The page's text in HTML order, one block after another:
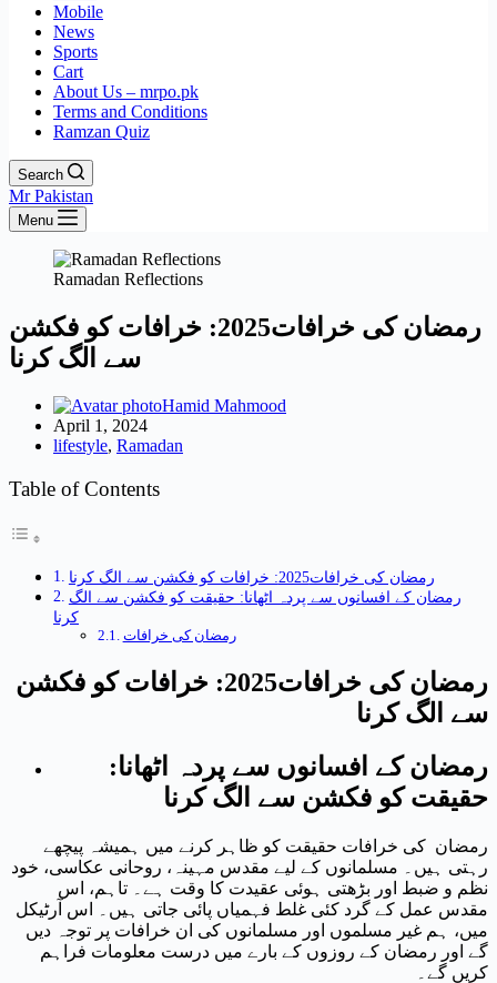
Mobile
News
Sports
Cart
About Us – mrpo.pk
Terms and Conditions
Ramzan Quiz
Search
Mr Pakistan
Menu
Ramadan Reflections
رمضان کی خرافات2025: خرافات کو فکشن
سے الگ کرنا
Hamid Mahmood
April 1, 2024
lifestyle, Ramadan
Table of Contents
رمضان کی خرافات2025: خرافات کو فکشن سے الگ کرنا
رمضان کے افسانوں سے پردہ اٹھانا: حقیقت کو فکشن سے الگ
کرنا
رمضان کی خرافات
رمضان کی خرافات2025: خرافات کو فکشن
سے الگ کرنا
رمضان کے افسانوں سے پردہ اٹھانا:
حقیقت کو فکشن سے الگ کرنا
رمضان کی خرافات حقیقت کو ظاہر کرنے میں ہمیشہ پیچھے
رہتی ہیں۔ مسلمانوں کے لیے مقدس مہینہ، روحانی عکاسی، خود
نظم و ضبط اور بڑھتی ہوئی عقیدت کا وقت ہے۔ تاہم، اس
مقدس عمل کے گرد کئی غلط فہمیاں پائی جاتی ہیں۔ اس آرٹیکل
میں، ہم غیر مسلموں اور مسلمانوں کی ان خرافات پر توجہ دیں
گے اور رمضان کے روزوں کے بارے میں درست معلومات فراہم
کریں گے۔